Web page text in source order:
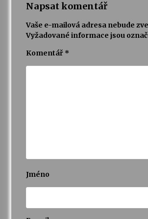
Napsat komentář
Vaše e-mailová adresa nebude
Vyžadované informace jsou
Komentář *
Jméno